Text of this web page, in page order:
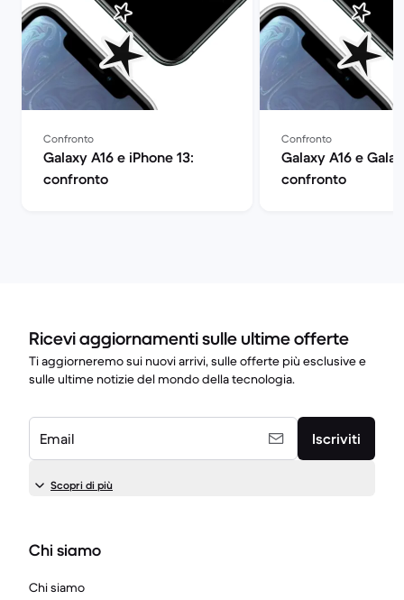
Confronto
Galaxy A16 e iPhone 13:
confronto
Confronto
Galaxy A16 e
confronto
Ricevi aggiornamenti sulle ultime offerte
Ti aggiorneremo sui nuovi arrivi, sulle offerte più esclusive e
sulle ultime notizie del mondo della tecnologia.
Email Iscriviti
Scopri di più
Chi siamo
Chi siamo